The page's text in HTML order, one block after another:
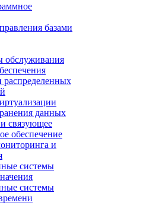
базами
обслуживания
распределенных
данных
связующее
обеспечение
и
системы
системы